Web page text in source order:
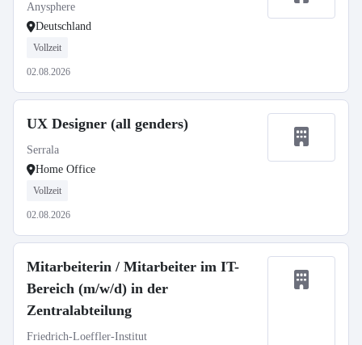
Anysphere
Deutschland
Vollzeit
02.08.2026
UX Designer (all genders)
Serrala
Home Office
Vollzeit
02.08.2026
Mitarbeiterin / Mitarbeiter im IT-
Bereich (m/w/d) in der
Zentralabteilung
Friedrich-Loeffler-Institut